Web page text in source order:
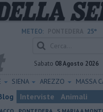
METEO: 25°
Sabato 08 Agosto 2026
SIENA AREZZO MASSA
Interviste Animali